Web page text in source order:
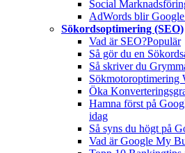
Social
AdWords blir
Sökordsoptimering (SEO)
Vad är SEO?Populär
Så gör du en
Så skriver du
Sökmotoroptimering
Öka
Hamna först på
idag
Så syns du högt på
Vad är Google My